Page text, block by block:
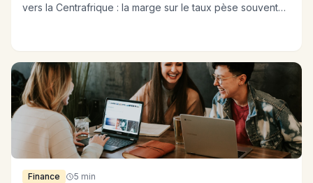
vers la Centrafrique : la marge sur le taux pèse souvent
Finance 5 min